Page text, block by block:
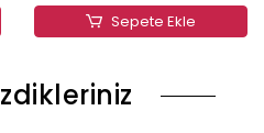
Sepete Ekle